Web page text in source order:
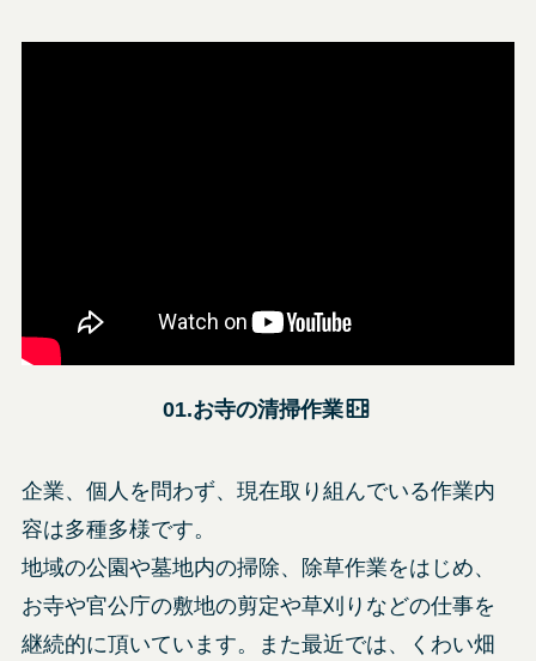
01.お寺の清掃作業
企業、個人を問わず、現在取り組んでいる作業内
容は多種多様です。
地域の公園や墓地内の掃除、除草作業をはじめ、
お寺や官公庁の敷地の剪定や草刈りなどの仕事を
継続的に頂いています。また最近では、くわい畑